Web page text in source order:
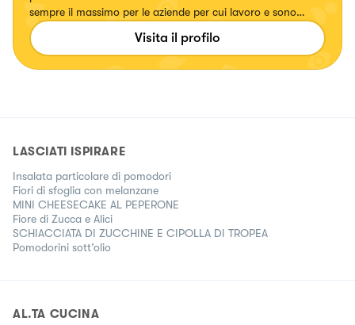
sempre il massimo per le aziende per cui lavoro e sono
sempre alla ricerca della perfezione nella creazione dei miei
piatti.
Visita il profilo
LASCIATI ISPIRARE
Insalata particolare di pomodori
Fiori di sfoglia con melanzane
MINI CHEESECAKE AL PEPERONE
Fiore di Zucca e Alici
SCHIACCIATA DI ZUCCHINE E CIPOLLA DI TROPEA
Pomodorini sott’olio
AL.TA CUCINA